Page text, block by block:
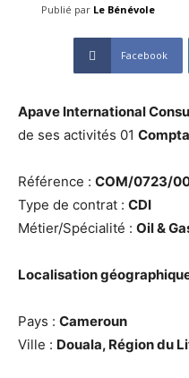
Publié par Le Bénévole
Facebook
Apave International
de ses activités 01
Référence : COM/0723/
Type de contrat : CDI
Métier/Spécialité : Oil &
Localisation
Pays : Cameroun
Ville : Douala, Région du